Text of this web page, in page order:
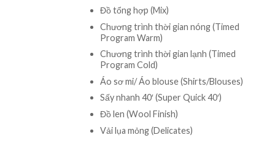
Đồ tổng hợp (Mix)
Chương trình thời gian nóng (Timed
Program Warm)
Chương trình thời gian lạnh (Timed
Program Cold)
Áo sơ mi/ Áo blouse (Shirts/Blouses)
Sấy nhanh 40′ (Super Quick 40′)
Đồ len (Wool Finish)
Vải lụa mỏng (Delicates)